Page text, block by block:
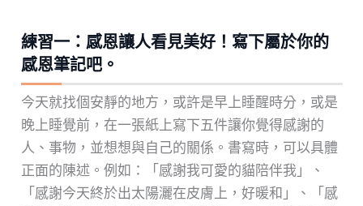
練習一：感恩讓人看見美好！寫下屬於你的
感恩筆記吧。
今天就找個安靜的地方，或許是早上睡醒時分，或是
晚上睡覺前，在一張紙上寫下五件讓你覺得感謝的
人、事物，並想想與自己的關係。書寫時，可以具體
正面的陳述。例如：「感謝我可愛的貓陪伴我」、
「感謝今天終於出太陽灑在皮膚上，好暖和」、「感